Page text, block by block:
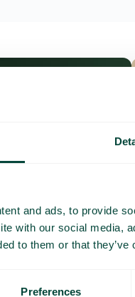
and ads, to provide
with our social media,
to them or that
Preferences